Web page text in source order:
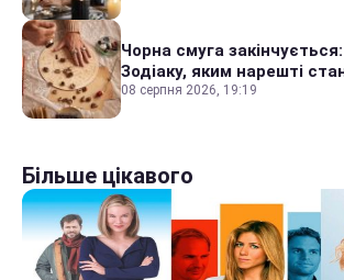
Чорна смуга
Зодіаку, яким нарешті
08 серпня 2026, 19:19
Більше цікавого